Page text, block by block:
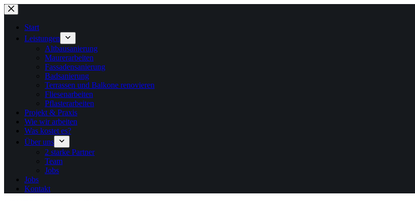
Zum
Inhalt
springenStart
Leistungen
Altbausanierung
Maurerarbeiten
Fassadensanierung
Badsanierung
Terrassen und Balkone renovieren
Fliesenarbeiten
Pflasterarbeiten
Projekt & Praxis
Wie wir arbeiten
Was kostet es?
Über uns
2 starke Partner
Team
Jobs
Jobs
Kontakt